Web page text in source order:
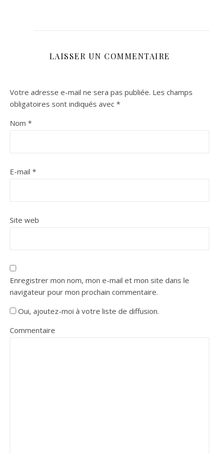
LAISSER UN COMMENTAIRE
Votre adresse e-mail ne sera pas publiée. Les champs
obligatoires sont indiqués avec *
Nom *
E-mail *
Site web
Enregistrer mon nom, mon e-mail et mon site dans le
navigateur pour mon prochain commentaire.
Oui, ajoutez-moi à votre liste de diffusion.
Commentaire